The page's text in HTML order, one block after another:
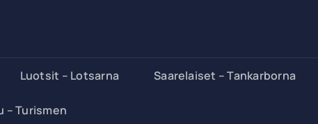
Luotsit – Lotsarna Saarelaiset – Tankarborna
– Turismen